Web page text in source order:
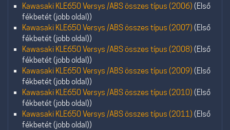
Kawasaki KLE650 Versys /ABS összes típus (2006) (Első
fékbetét (jobb oldal))
Kawasaki KLE650 Versys /ABS összes típus (2007) (Első
fékbetét (jobb oldal))
Kawasaki KLE650 Versys /ABS összes típus (2008) (Első
fékbetét (jobb oldal))
Kawasaki KLE650 Versys /ABS összes típus (2009) (Első
fékbetét (jobb oldal))
Kawasaki KLE650 Versys /ABS összes típus (2010) (Első
fékbetét (jobb oldal))
Kawasaki KLE650 Versys /ABS összes típus (2011) (Első
fékbetét (jobb oldal))